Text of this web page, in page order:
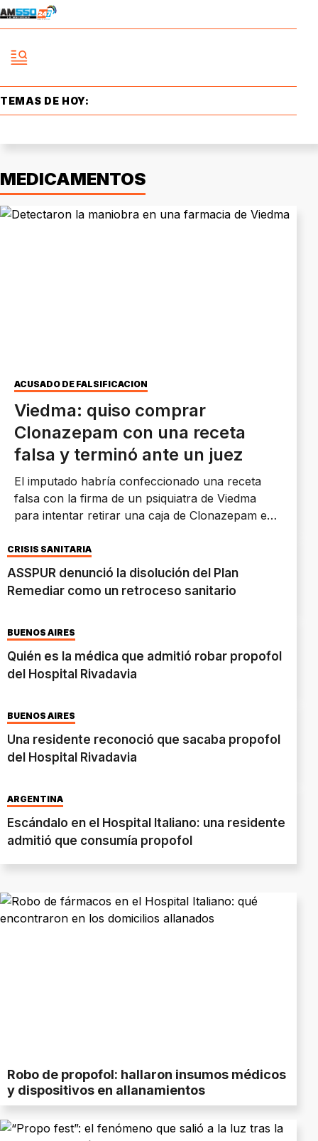
TEMAS DE HOY:
MEDICAMENTOS
ACUSADO DE FALSIFICACIÓN
Viedma: quiso comprar
Clonazepam con una receta
falsa y terminó ante un juez
El imputado habría confeccionado una receta
falsa con la firma de un psiquiatra de Viedma
para intentar retirar una caja de Clonazepam en
clave para formularle cargos.
CRISIS SANITARIA
ASSPUR denunció la disolución del Plan
Remediar como un retroceso sanitario
BUENOS AIRES
Quién es la médica que admitió robar propofol
del Hospital Rivadavia
BUENOS AIRES
Una residente reconoció que sacaba propofol
del Hospital Rivadavia
ARGENTINA
Escándalo en el Hospital Italiano: una residente
admitió que consumía propofol
Robo de propofol: hallaron insumos médicos
y dispositivos en allanamientos